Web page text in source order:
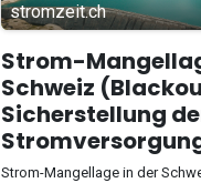
stromzeit.ch
Strom-
Schweiz
Sicherstellung
Strom-Mangellage in der